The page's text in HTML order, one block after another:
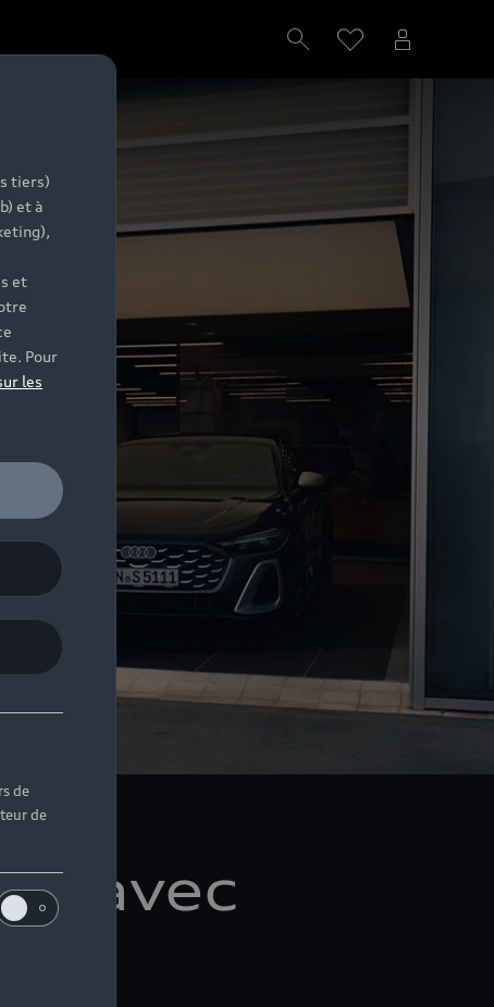
avec
tiers)
et à
et
Pour
les
de
de